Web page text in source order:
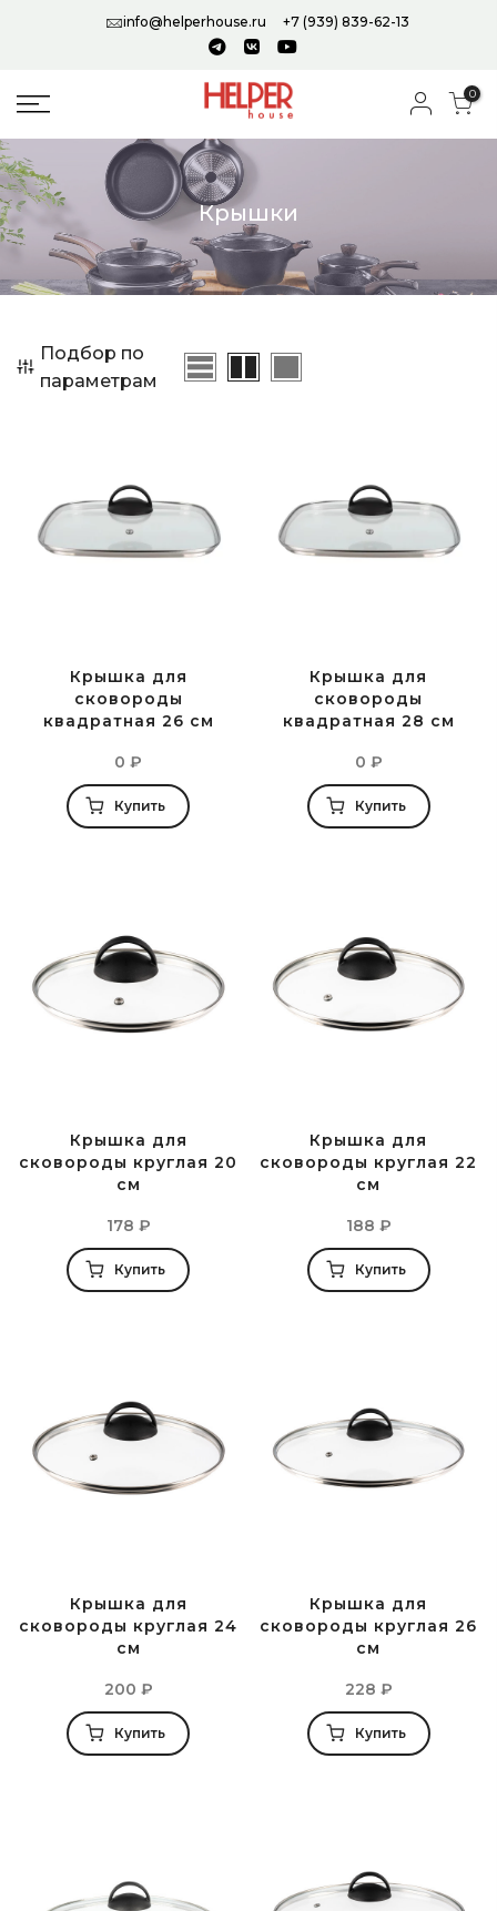
info@helperhouse.ru +7 (939) 839-62-13
0
Крышки
Подбор по
параметрам
Крышка для
сковороды
квадратная 26 см
0₽
Купить
Крышка для
сковороды
квадратная 28 см
0 ₽
Купить
Крышка для
сковороды круглая 20
см
178 ₽
Купить
Крышка для
сковороды круглая 22
см
188 ₽
Купить
Крышка для
сковороды круглая 24
см
200 ₽
Купить
Крышка для
сковороды круглая 26
см
228 ₽
Купить